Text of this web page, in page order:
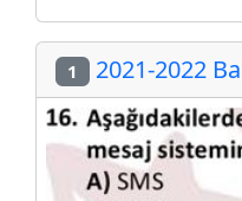
1 2021-2022